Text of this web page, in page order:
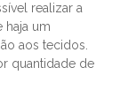
realizar a
haja um
aos tecidos.
quantidade de